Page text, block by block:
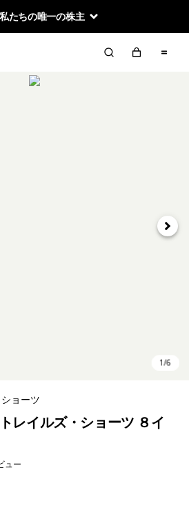
たちの唯一の株主
次へ
ョーツ
レイルズ・ショーツ ８イ
ュー